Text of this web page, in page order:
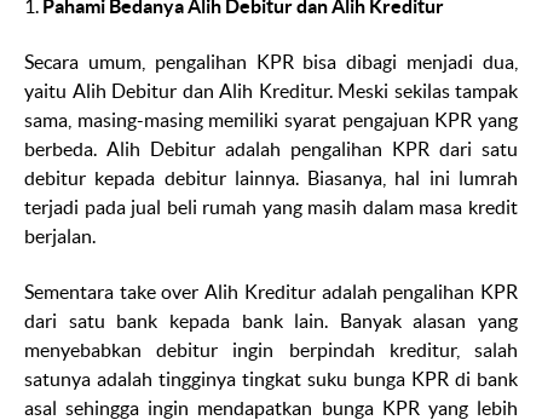
1. Pahami Bedanya Alih Debitur dan Alih Kreditur
Secara umum, pengalihan KPR bisa dibagi menjadi dua,
yaitu Alih Debitur dan Alih Kreditur. Meski sekilas tampak
sama, masing-masing memiliki syarat pengajuan KPR yang
berbeda. Alih Debitur adalah pengalihan KPR dari satu
debitur kepada debitur lainnya. Biasanya, hal ini lumrah
terjadi pada jual beli rumah yang masih dalam masa kredit
berjalan.
Sementara take over Alih Kreditur adalah pengalihan KPR
dari satu bank kepada bank lain. Banyak alasan yang
menyebabkan debitur ingin berpindah kreditur, salah
satunya adalah tingginya tingkat suku bunga KPR di bank
asal sehingga ingin mendapatkan bunga KPR yang lebih